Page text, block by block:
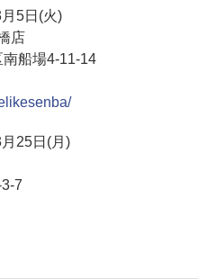
5日(火)
店
船場4-11-14
25日(月)
7